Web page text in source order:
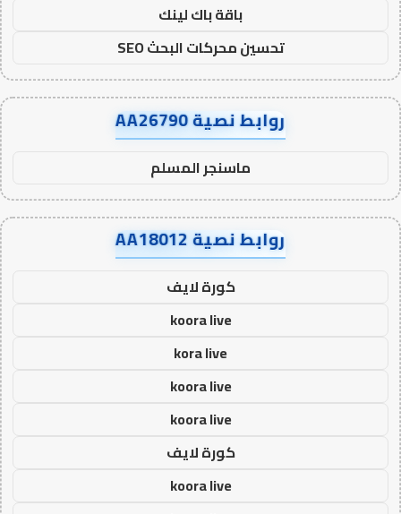
باقة باك لينك
تحسين محركات البحث SEO
روابط نصية AA26790
ماسنجر المسلم
روابط نصية AA18012
كورة لايف
koora live
kora live
koora live
koora live
كورة لايف
koora live